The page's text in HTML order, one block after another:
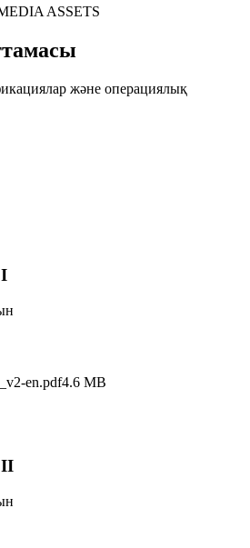
ASSETS
және операциялық
en.pdf4.6 MB
II